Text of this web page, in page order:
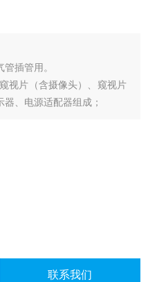
插管用。
视片（含摄像头）、窥视片
、电源适配器组成；
联系我们